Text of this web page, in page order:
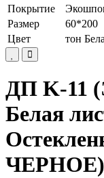
Покрытие
Размер
60*200
Цвет
тон
ДП K-11
Белая
ЧЕРНОЕ)